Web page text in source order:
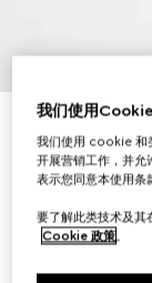
互扣式双G钥匙链
£220
我们使用Cookie
我们使用 cookie 和
开展营销工作，并允
表示您同意本使用条
要了解此类技术及其
Cookie 政策。